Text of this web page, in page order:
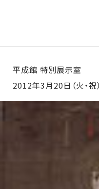
平成館 特別展示室
2012年3月20日（火・祝